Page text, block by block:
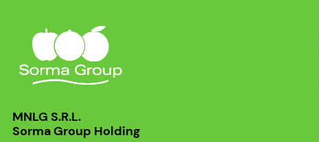
MNLG S.R.L.
Sorma Group Holding